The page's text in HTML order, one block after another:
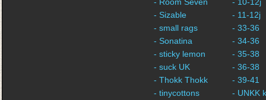
- Sizable
- small rags
- Sonatina
- sticky lemon
- suck UK
- Thokk Thokk
- tinycottons
- 11-12j
- 33-36
- 34-36
- 35-38
- 36-38
- 39-41
- UNKK